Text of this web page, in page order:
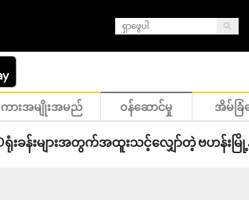
ကားအမျိုးအမည် ဝန်ဆောင်မှု အိမ်ခြံ
ရုံးခန်းများအတွက်အထူးသင့်လျှော်တဲ့ ဗဟန်းမြို့